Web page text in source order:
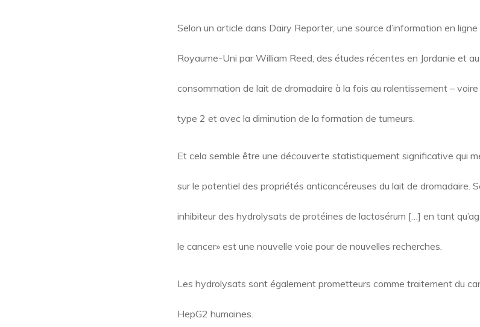
Selon un article dans Dairy Reporter, une source d’information en ligne
Royaume-Uni par William Reed, des études récentes en Jordanie et
consommation de lait de dromadaire à la fois au ralentissement –
type 2 et avec la diminution de la formation de tumeurs.
Et cela semble être une découverte statistiquement significative qui
sur le potentiel des propriétés anticancéreuses du lait de dromadaire.
inhibiteur des hydrolysats de protéines de lactosérum […] en tant
le cancer» est une nouvelle voie pour de nouvelles recherches.
Les hydrolysats sont également prometteurs comme traitement du
HepG2 humaines.